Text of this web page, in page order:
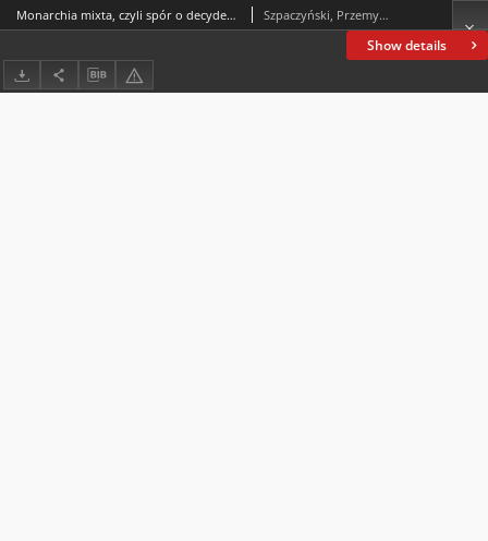
Show details
Monarchia mixta, czyli spór o decydenta. Kilka uwagna temat koncepcji władzy w Polsce w latach 1505–1607* Szpaczyński, Przemysław P.